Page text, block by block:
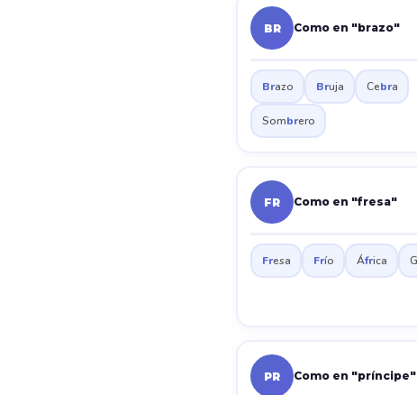
BR Como en "brazo"
Brazo Bruja Cebra
Sombrero
FR Como en "fresa"
Fresa Frío África
PR Como en "príncipe"